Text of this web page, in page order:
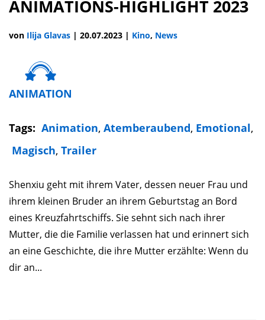
ANIMATIONS-HIGHLIGHT 2023
von Ilija Glavas | 20.07.2023 | Kino, News
ANIMATION
Tags: Animation, Atemberaubend, Emotional,
Magisch, Trailer
Shenxiu geht mit ihrem Vater, dessen neuer Frau und
ihrem kleinen Bruder an ihrem Geburtstag an Bord
eines Kreuzfahrtschiffs. Sie sehnt sich nach ihrer
Mutter, die die Familie verlassen hat und erinnert sich
an eine Geschichte, die ihre Mutter erzählte: Wenn du
dir an...